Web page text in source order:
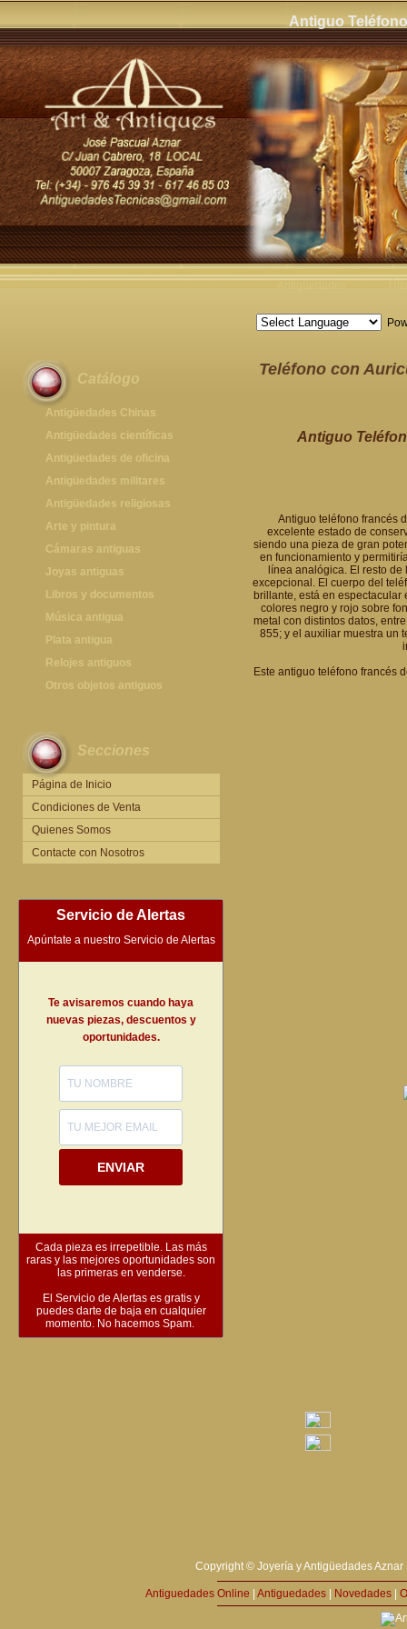
Antiguo
Catálogo
Antigüedades Chinas
Antigüedades Chinas
Antigüedades científicas
Antigüedades científicas
Antigüedades de oficina
Máquinas de escribir antiguas
Calculadoras antiguas
Teléfonos y Telégrafos antiguos
Antigüedades militares
Espadas antiguas
Medallas y condecoraciones
Cascos militares
Otros artículos militares
Antigüedades religiosas
Antigüedades religiosas
Arte y pintura
Pintura antigua
Pintura contemporánea
Grabados antiguos y mapas
Cámaras antiguas
Cámaras antiguas
Joyas antiguas
Joyas antiguas
Libros y documentos
Libros antiguos
Fotografia antigua
Publicaciones antiguas
Música antigua
Gramófonos antiguos
Cajas de música antiguas
Radios antiguas
Plata antigua
Plata antigua
Relojes antiguos
Relojes sobremesa antiguos
Relojes de pie antiguos
Relojes de bolsillo antiguos
Relojes de pulsera antiguos
Otros objetos antiguos
Secciones
Página de Inicio
Condiciones de Venta
Quienes Somos
Contacte con Nosotros
Servicio de Alertas
Apúntate a nuestro Servicio de Alertas
Te avisaremos cuando haya
nuevas piezas, descuentos y
oportunidades.
ENVIAR
Cada pieza es irrepetible. Las más
raras y las mejores oportunidades son
las primeras en venderse.
El Servicio de Alertas es gratis y
puedes darte de baja en cualquier
momento. No hacemos Spam.
Teléfono con
Antiguo
Antiguo teléfono francés
excelente estado de
siendo una pieza de gran
en funcionamiento y
línea analógica. El resto
excepcional. El cuerpo del
brillante, está en espectacular
colores negro y rojo sobre
metal con distintos datos,
855; y el auxiliar muestra un
Este antiguo teléfono francés
Copyright © Joyería y Antigüedades
Antiguedades Online Antiguedades Novedades